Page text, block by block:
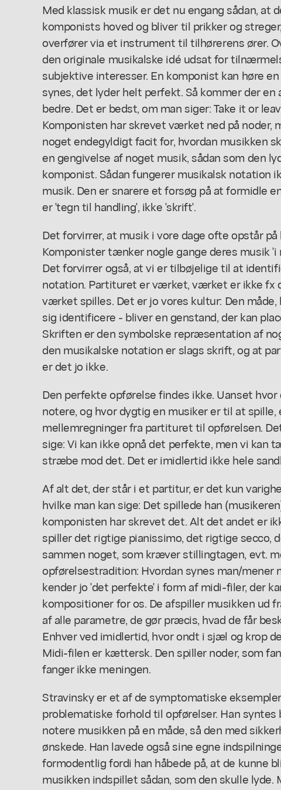
Med klassisk musik er det nu engang sådan, at
komponists hoved og bliver til prikker og
overfører via et instrument til tilhørerens ører.
den originale musikalske idé udsat for
subjektive interesser. En komponist kan høre
synes, det lyder helt perfekt. Så kommer der en
bedre. Det er bedst, om man siger: Take it or
Komponisten har skrevet værket ned på noder,
noget endegyldigt facit for, hvordan musikken
en gengivelse af noget musik, sådan som den
komponist. Sådan fungerer musikalsk notation
musik. Den er snarere et forsøg på at formidle
er 'tegn til handling', ikke 'skrift'.
Det forvirrer, at musik i vore dage ofte opstår
Komponister tænker nogle gange deres musik 'i
Det forvirrer også, at vi er tilbøjelige til at
notation. Partituret er værket, værket er ikke fx
værket spilles. Det er jo vores kultur: Den
sig identificere - bliver en genstand, der kan
Skriften er den symbolske repræsentation af
den musikalske notation er slags skrift, og at
er det jo ikke.
Den perfekte opførelse findes ikke. Uanset
notere, og hvor dygtig en musiker er til at spille,
mellemregninger fra partituret til opførelsen.
sige: Vi kan ikke opnå det perfekte, men vi kan
stræbe mod det. Det er imidlertid ikke hele
Af alt det, der står i et partitur, er det kun
hvilke man kan sige: Det spillede han
komponisten har skrevet det. Alt det andet er
spiller det rigtige pianissimo, det rigtige secco,
sammen noget, som kræver stillingtagen, evt.
opførelsestradition: Hvordan synes man/mener
kender jo 'det perfekte' i form af midi-filer, der
kompositioner for os. De afspiller musikken ud
af alle parametre, de gør præcis, hvad de får
Enhver ved imidlertid, hvor ondt i sjæl og krop
Midi-filen er kættersk. Den spiller noder, som
fanger ikke meningen.
Stravinsky er et af de symptomatiske
problematiske forhold til opførelser. Han
notere musikken på en måde, så den med
ønskede. Han lavede også sine egne
formodentlig fordi han håbede på, at de kunne
musikken indspillet sådan, som den skulle